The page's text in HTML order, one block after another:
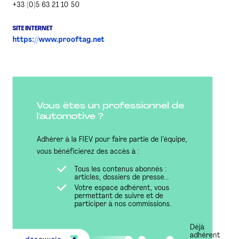
+33 (0)5 63 21 10 50
SITE INTERNET
https://www.prooftag.net
Vous êtes un professionnel de
l'automotive ?
Adhérer à la FIEV pour faire partie de l’équipe,
vous bénéficierez des accès à :
Tous les contenus abonnés :
articles, dossiers de presse...
Votre espace adhérent, vous
permettant de suivre et de
participer à nos commissions.
Déjà
adhérent